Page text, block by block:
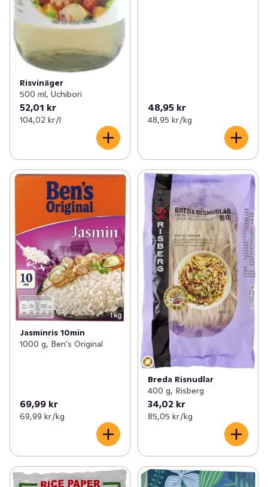
Risvinäger
500 ml, Uchibori
52,01 kr
104,02 kr /l
48,95 kr
48,95 kr /kg
Jasminris 10min
1000 g, Ben's Original
69,99 kr
69,99 kr /kg
Breda Risnudlar
400 g, Risberg
34,02 kr
85,05 kr /kg